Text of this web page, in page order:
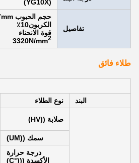
(YG10X)
تفاصيل
حجم الحبوب 0.7mm
الكربون10٪
قوة الانحناء
3320N/mm2
طلاء فائق
البند
نوع الطلاء
صلابة ((HV)
سمك ((UM)
درجة حرارة
الأكسدة (((°C)